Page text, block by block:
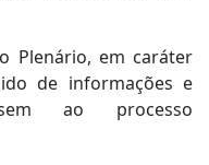
Plenário, em caráter
de informações e
ao processo